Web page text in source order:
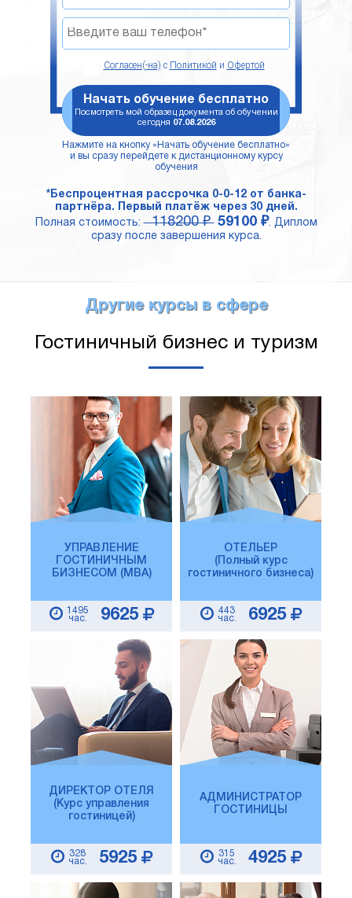
Согласен(-на) с Политикой и Офертой
Начать обучение бесплатно
Посмотреть мой образец документа об обучении
сегодня 07.08.2026
Нажмите на кнопку «Начать обучение бесплатно»
и вы сразу перейдете к дистанционному курсу
обучения
*Беспроцентная рассрочка 0-0-12 от банка-
партнёра. Первый платёж через 30 дней.
Полная стоимость:118200 ₽ 59100 ₽. Диплом
сразу после завершения курса.
Другие курсы в сфере
Гостиничный бизнес и туризм
УПРАВЛЕНИЕ
ГОСТИНИЧНЫМ
БИЗНЕСОМ (MBA)
1495
час.
9625
ОТЕЛЬЕР
(Полный курс
гостиничного бизнеса)
443
час.
6925
ДИРЕКТОР ОТЕЛЯ
(Курс управления
гостиницей)
328
час.
5925
АДМИНИСТРАТОР
ГОСТИНИЦЫ
315
час.
4925